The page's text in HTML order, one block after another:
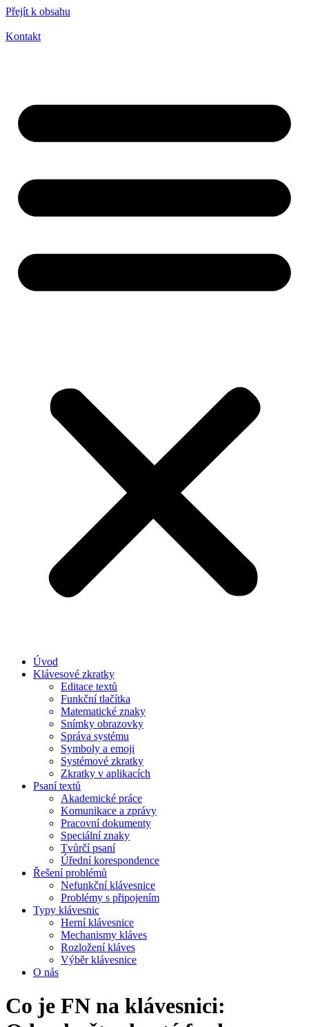
Přejít k obsahu
Kontakt
Úvod
Klávesové zkratky
Editace textů
Funkční tlačítka
Matematické znaky
Snímky obrazovky
Správa systému
Symboly a emoji
Systémové zkratky
Zkratky v aplikacích
Psaní textů
Akademické práce
Komunikace a zprávy
Pracovní dokumenty
Speciální znaky
Tvůrčí psaní
Úřední korespondence
Řešení problémů
Nefunkční klávesnice
Problémy s připojením
Typy klávesnic
Herní klávesnice
Mechanismy kláves
Rozložení kláves
Výběr klávesnice
O nás
Co je FN na klávesnici: